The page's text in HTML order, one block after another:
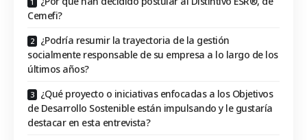
Cemefi?
¿Podría resumir la trayectoria de la gestión
socialmente responsable de su empresa a lo largo de los
últimos años?
¿Qué proyecto o iniciativas enfocadas a los Objetivos
de Desarrollo Sostenible están impulsando y le gustaría
destacar en esta entrevista?